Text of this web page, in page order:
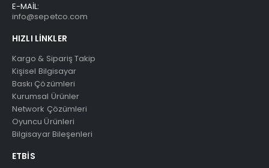
E-MAİL:
info@sepetco.com
HIZLI LINKLER
Kargo & Sipariş Takip
Kişisel Bilgisayar
Baskı Çözümleri
Kurumsal Ürünler
Network Çözümleri
Oyuncu Ürünleri
Bilgisayar Bileşenleri
ETBIS